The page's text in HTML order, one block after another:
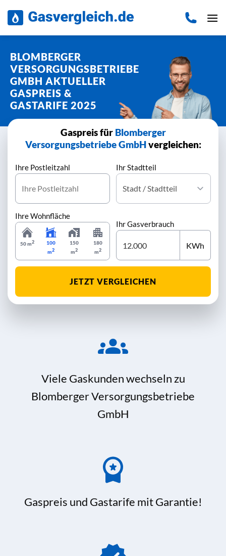
Inhalt
BLOMBERGER
VERSORGUNGSBETRIEBE
GMBH AKTUELLER
GASPREIS &
GASTARIFE 2025
Gaspreis für Blomberger
Versorgungsbetriebe GmbHvergleichen:
Ihre Postleitzahl Ihr Stadtteil
Ihre Wohnfläche
50 m2
100
m2
150
m2
180
m2
Ihr Gasverbrauch
KWh
JETZT VERGLEICHEN
Viele Gaskunden wechseln zu
Blomberger Versorgungsbetriebe
GmbH
Gaspreis und Gastarife mit Garantie!